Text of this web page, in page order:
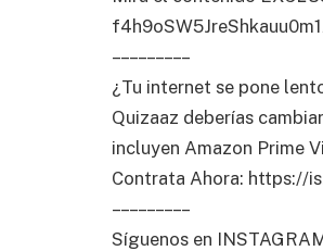
– – – – – – – – –
¿Tu internet se pone
Quizaaz deberías
incluyen Amazon Prime
Contrata Ahora: https://
– – – – – – – – –
Síguenos en